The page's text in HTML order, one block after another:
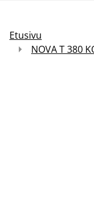
Etusivu
NOVA T 380